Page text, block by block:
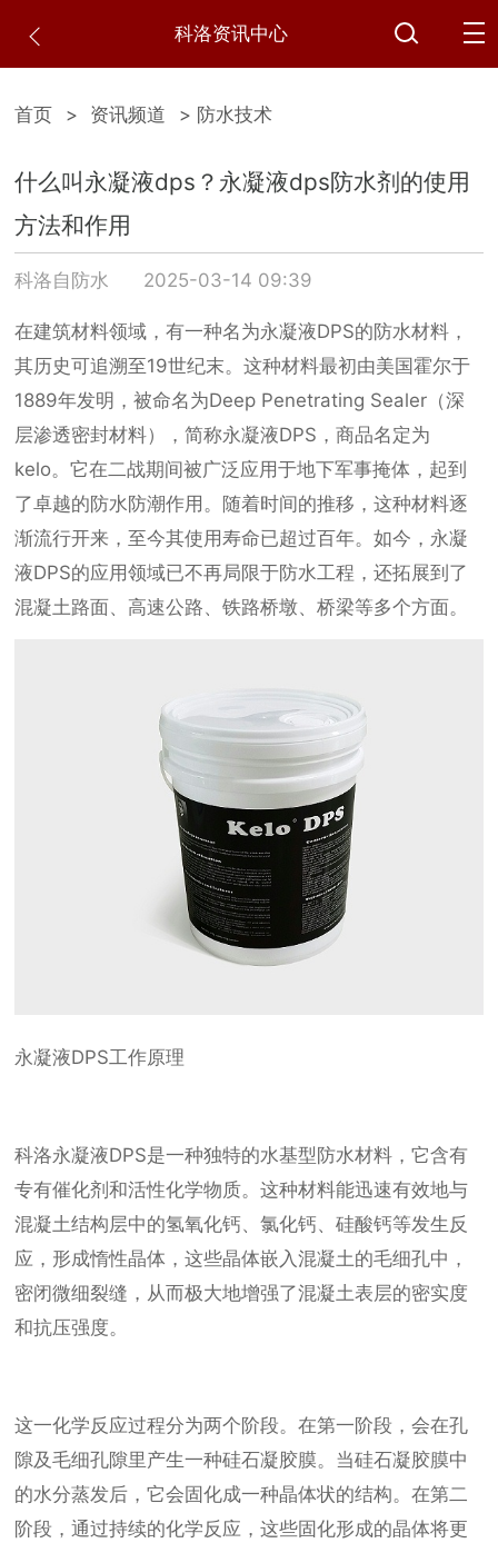
科洛资讯中心
首页 > 资讯频道 > 防水技术
什么叫永凝液dps？永凝液dps防水剂的使用
方法和作用
科洛自防水 2025-03-14 09:39
在建筑材料领域，有一种名为永凝液DPS的防水材料，
其历史可追溯至19世纪末。这种材料最初由美国霍尔于
1889年发明，被命名为Deep Penetrating Sealer（深
层渗透密封材料），简称永凝液DPS，商品名定为
kelo。它在二战期间被广泛应用于地下军事掩体，起到
了卓越的防水防潮作用。随着时间的推移，这种材料逐
渐流行开来，至今其使用寿命已超过百年。如今，永凝
液DPS的应用领域已不再局限于防水工程，还拓展到了
混凝土路面、高速公路、铁路桥墩、桥梁等多个方面。
永凝液DPS工作原理
科洛永凝液DPS是一种独特的水基型防水材料，它含有
专有催化剂和活性化学物质。这种材料能迅速有效地与
混凝土结构层中的氢氧化钙、氯化钙、硅酸钙等发生反
应，形成惰性晶体，这些晶体嵌入混凝土的毛细孔中，
密闭微细裂缝，从而极大地增强了混凝土表层的密实度
和抗压强度。
这一化学反应过程分为两个阶段。在第一阶段，会在孔
隙及毛细孔隙里产生一种硅石凝胶膜。当硅石凝胶膜中
的水分蒸发后，它会固化成一种晶体状的结构。在第二
阶段，通过持续的化学反应，这些固化形成的晶体将更